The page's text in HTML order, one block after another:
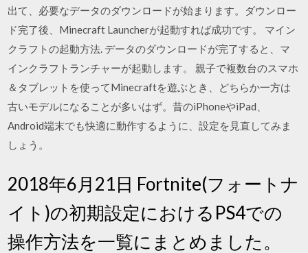
出て、必要なデータのダウンロードが始まります。ダウンロー
ド完了後、Minecraft Launcherが起動すれば成功です。 マイン
クラフトの起動方法. データのダウンロードが完了すると、マ
インクラフトランチャーが起動します。 親子で複数台のスマホ
＆タブレットを使ってMinecraftを遊ぶとき、どちらか一方は
古いモデルになることが多いはず。昔のiPhoneやiPad、
Android端末でも快適に動作するように、設定を見直してみま
しょう。
2018年6月21日 Fortnite(フォートナ
イト)の初期設定におけるPS4での
操作方法を一覧にまとめました。